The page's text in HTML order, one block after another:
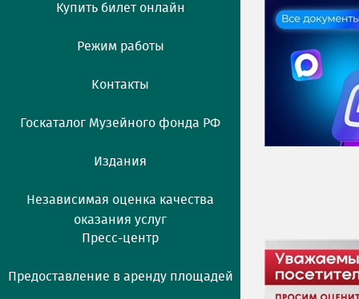
Купить билет онлайн
Режим работы
Контакты
Госкаталог Музейного фонда РФ
Издания
Независимая оценка качества
оказания услуг
Пресс-центр
Предоставление в аренду площадей